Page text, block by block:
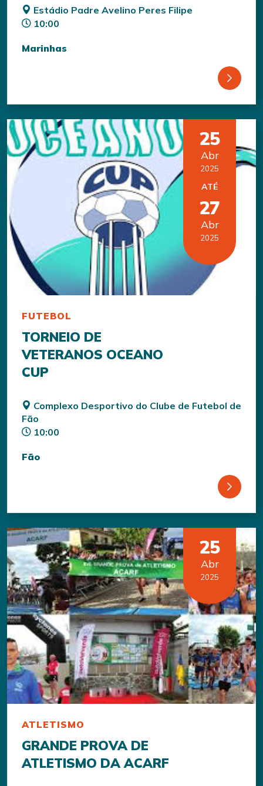
Estádio Padre Avelino Peres Filipe
10:00
Marinhas
25
Abr
2025
ATÉ
27
Abr
2025
FUTEBOL
TORNEIO DE
VETERANOS OCEANO
CUP
Complexo Desportivo do Clube de Futebol de
Fão
10:00
Fão
25
Abr
2025
ATLETISMO
GRANDE PROVA DE
ATLETISMO DA ACARF